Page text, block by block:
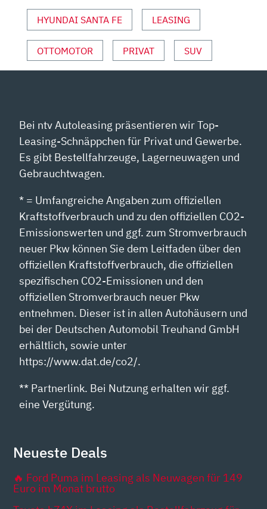
MIT
THOMAS
VON
YOUTUBE
HYUNDAI SANTA FE LEASING
OTTOMOTOR PRIVAT SUV
Bei ntv Autoleasing präsentieren wir Top-
Leasing-Schnäppchen für Privat und Gewerbe.
Es gibt Bestellfahrzeuge, Lagerneuwagen und
Gebrauchtwagen.
* = Umfangreiche Angaben zum offiziellen
Kraftstoffverbrauch und zu den offiziellen CO2-
Emissionswerten und ggf. zum Stromverbrauch
neuer Pkw können Sie dem Leitfaden über den
offiziellen Kraftstoffverbrauch, die offiziellen
spezifischen CO2-Emissionen und den
offiziellen Stromverbrauch neuer Pkw
entnehmen. Dieser ist in allen Autohäusern und
bei der Deutschen Automobil Treuhand GmbH
erhältlich, sowie unter
https://www.dat.de/co2/.
** Partnerlink. Bei Nutzung erhalten wir ggf.
eine Vergütung.
Neueste Deals
🔥 Ford Puma im Leasing als Neuwagen für 149
Euro im Monat brutto